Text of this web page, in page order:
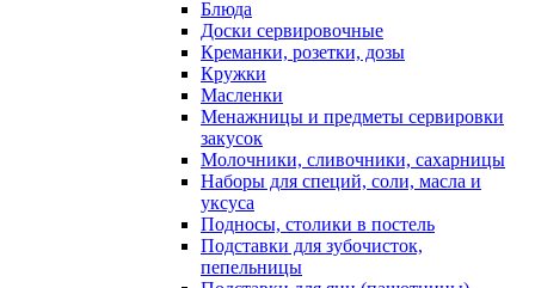
Блюда
Доски сервировочные
Креманки, розетки, дозы
Кружки
Масленки
Менажницы и предметы сервировки
закусок
Молочники, сливочники, сахарницы
Наборы для специй, соли, масла и
уксуса
Подносы, столики в постель
Подставки для зубочисток,
пепельницы